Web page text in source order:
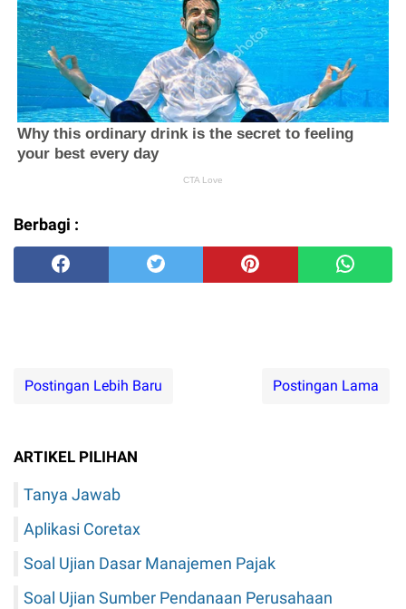
Berbagi :
Postingan Lebih Baru Postingan Lama
ARTIKEL PILIHAN
Tanya Jawab
Aplikasi Coretax
Soal Ujian Dasar Manajemen Pajak
Soal Ujian Sumber Pendanaan Perusahaan